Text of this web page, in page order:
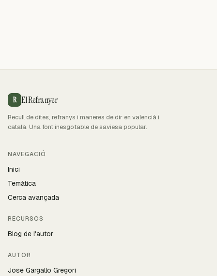
R El Refranyer
Recull de dites, refranys i maneres de dir en valencià i
català. Una font inesgotable de saviesa popular.
NAVEGACIÓ
Inici
Temàtica
Cerca avançada
RECURSOS
Blog de l'autor
AUTOR
Jose Gargallo Gregori